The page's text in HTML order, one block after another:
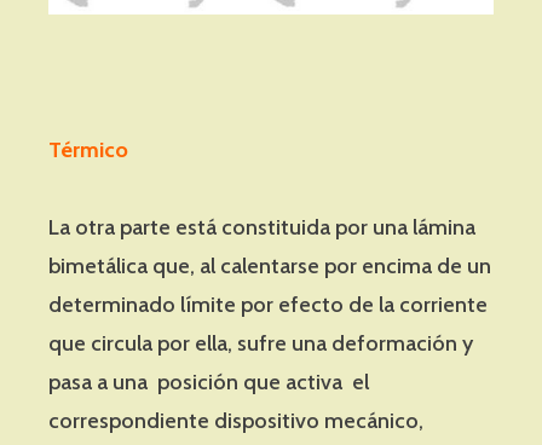
Térmico
La otra parte está constituida por una lámina
bimetálica que, al calentarse por encima de un
determinado límite por efecto de la corriente
que circula por ella, sufre una deformación y
pasa a una posición que activa el
correspondiente dispositivo mecánico,